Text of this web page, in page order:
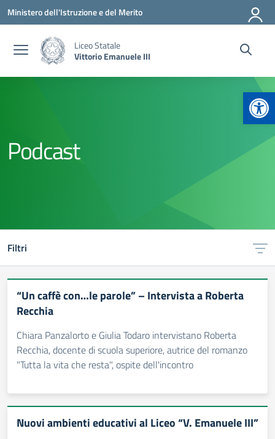
Vai ai contenuti
Vai al menu di navigazione
Vai al footer
Ministero dell'Istruzione e del Merito
Liceo Statale
Vittorio Emanuele III
Podcast
Filtri
“Un caffè con…le parole” – Intervista a Roberta
Recchia
Chiara Panzalorto e Giulia Todaro intervistano Roberta
Recchia, docente di scuola superiore, autrice del romanzo
"Tutta la vita che resta", ospite dell'incontro
Nuovi ambienti educativi al Liceo “V. Emanuele III”